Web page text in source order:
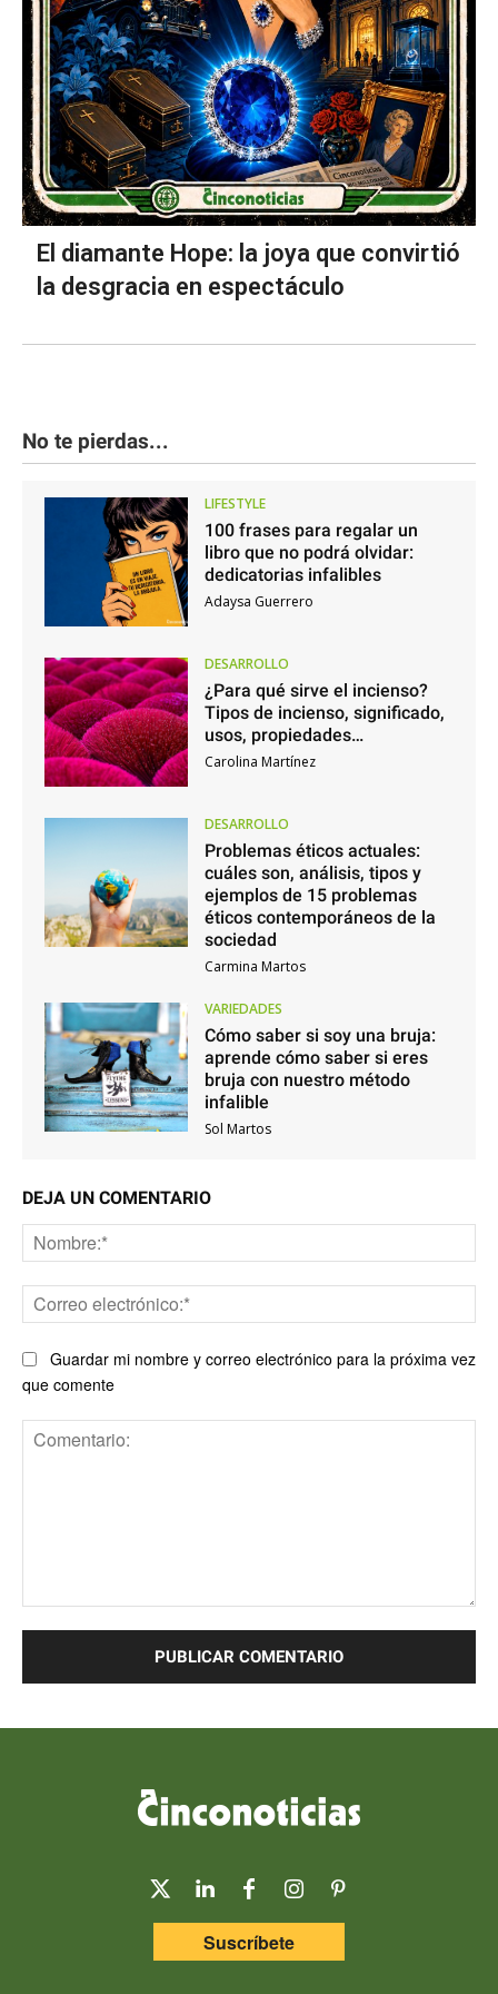
El diamante Hope: la joya que convirtió
la desgracia en espectáculo
No te pierdas...
LIFESTYLE
100 frases para regalar un
libro que no podrá olvidar:
dedicatorias infalibles
Adaysa Guerrero
DESARROLLO
¿Para qué sirve el incienso?
Tipos de incienso, significado,
usos, propiedades…
Carolina Martínez
DESARROLLO
Problemas éticos actuales:
cuáles son, análisis, tipos y
ejemplos de 15 problemas
éticos contemporáneos de la
sociedad
Carmina Martos
VARIEDADES
Cómo saber si soy una bruja:
aprende cómo saber si eres
bruja con nuestro método
infalible
Sol Martos
DEJA UN COMENTARIO
Guardar mi nombre y correo electrónico para la próxima vez
que comente
Suscríbete